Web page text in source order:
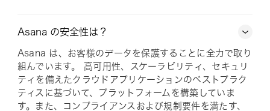
Asana の安全性は？
Asana は、お客様のデータを保護することに全力で取り
組んでいます。 高可用性、スケーラビリティ、セキュリ
ティを備えたクラウドアプリケーションのベストプラク
ティスに基づいて、プラットフォームを構築していま
す。また、コンプライアンスおよび規制要件を満たす、